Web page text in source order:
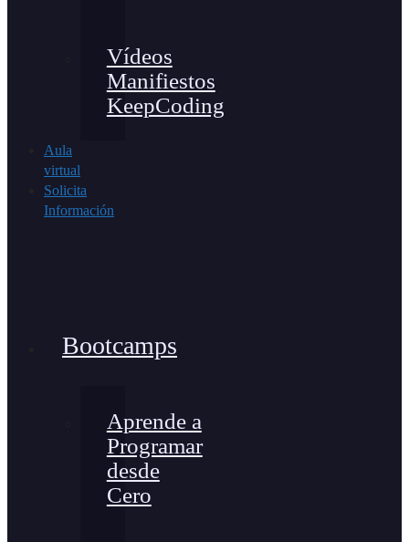
Vídeos
Manifiestos
KeepCoding
Aula
virtual
Solicita
Información
Bootcamps
Aprende a
Programar
desde
Cero